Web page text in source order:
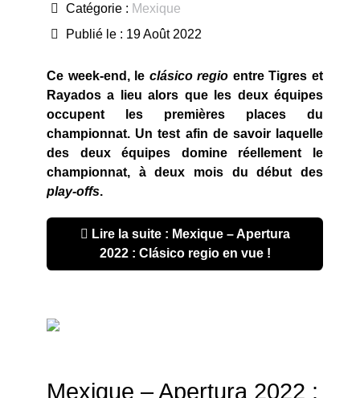
Catégorie : Mexique
Publié le : 19 Août 2022
Ce week-end, le clásico regio entre Tigres et
Rayados a lieu alors que les deux équipes
occupent les premières places du
championnat. Un test afin de savoir laquelle
des deux équipes domine réellement le
championnat, à deux mois du début des
play-offs.
Lire la suite : Mexique – Apertura
2022 : Clásico regio en vue !
Mexique – Apertura 2022 :